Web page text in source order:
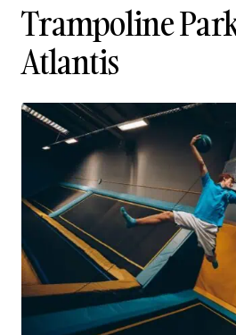
Trampoline
Atlantis